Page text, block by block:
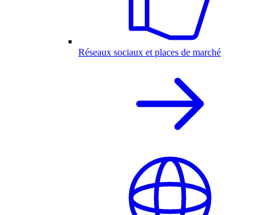
Réseaux sociaux et places de marché